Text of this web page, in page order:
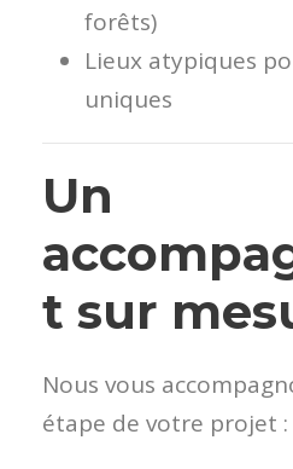
forêts)
Lieux atypiques
uniques
Un
t sur
Nous vous
étape de votre projet :